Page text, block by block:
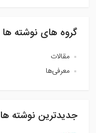
گروه های نوشته ها
مقالات
معرفی‌ها
جدیدترین نوشته ها